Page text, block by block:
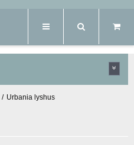
/ Urbania lyshus